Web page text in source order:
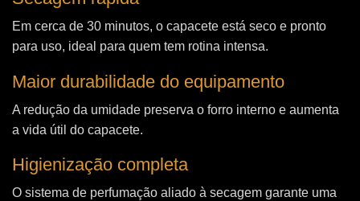
Em cerca de 30 minutos, o capacete está seco e pronto
para uso, ideal para quem tem rotina intensa.
Maior durabilidade do equipamento
A redução da umidade preserva o forro interno e aumenta
a vida útil do capacete.
Higienização completa
O sistema de perfumação aliado à secagem garante uma